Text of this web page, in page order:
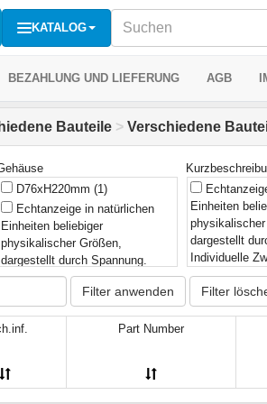
KATALOG
BEZAHLUNG UND LIEFERUNG AGB
Bauteile > Verschiedene
D76xH220mm (1)
Echtanzeige in natürlichen
Einheiten beliebiger
physikalischer Größen,
dargestellt durch Spannung.
Individuelle Zwei-Punkt-
Kalibrierung der Skala je Sensor,
z.B. für Signal 4...20mA.
Hysterese. Schwelleneinstellung
Einheiten
dargestellt
Individuelle
Kalibrierung
auch mit
z.B. für Signal
in natürlichen
Filter anwenden Filter
Part Number